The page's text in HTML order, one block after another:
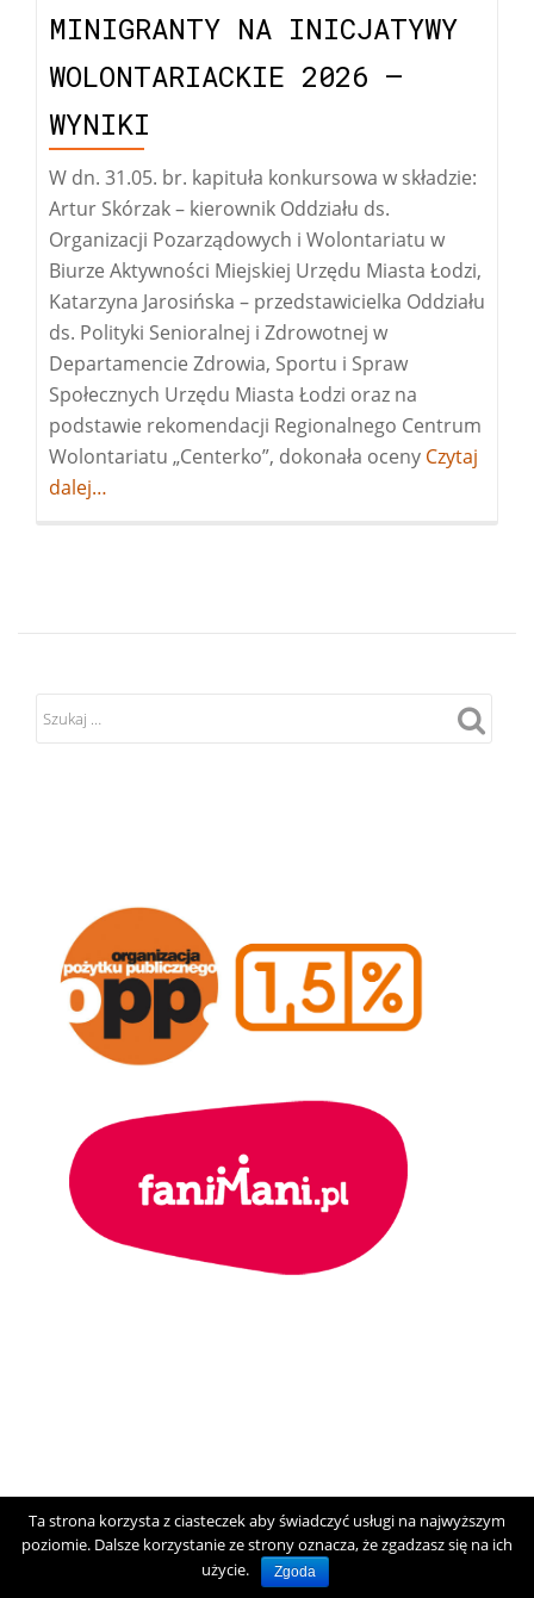
MINIGRANTY NA INICJATYWY
WOLONTARIACKIE 2026 –
WYNIKI
W dn. 31.05. br. kapituła konkursowa w składzie:
Artur Skórzak – kierownik Oddziału ds.
Organizacji Pozarządowych i Wolontariatu w
Biurze Aktywności Miejskiej Urzędu Miasta Łodzi,
Katarzyna Jarosińska – przedstawicielka Oddziału
ds. Polityki Senioralnej i Zdrowotnej w
Departamencie Zdrowia, Sportu i Spraw
Społecznych Urzędu Miasta Łodzi oraz na
podstawie rekomendacji Regionalnego Centrum
Wolontariatu „Centerko”, dokonała oceny Więcej
–
Czytaj
dalej…
Ta strona korzysta z ciasteczek aby świadczyć usługi na najwyższym
poziomie. Dalsze korzystanie ze strony oznacza, że zgadzasz się na ich
użycie.
Zgoda